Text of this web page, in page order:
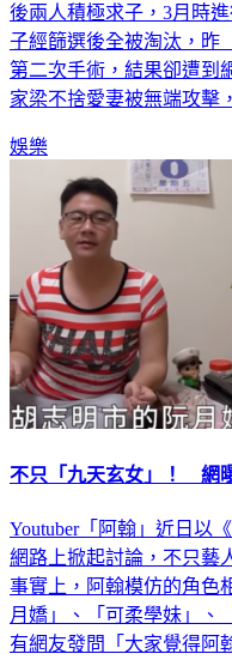
後兩人積極求子，3月時
子經篩選後全被淘汰，昨
第二次手術，結果卻遭到
家梁不捨愛妻被無端攻擊
娛樂
不只「九天玄女」！ 網
Youtuber「阿翰」近日以
網路上掀起討論，不只藝
事實上，阿翰模仿的角色
月嬌」、「可柔學妹」、
有網友發問「大家覺得阿